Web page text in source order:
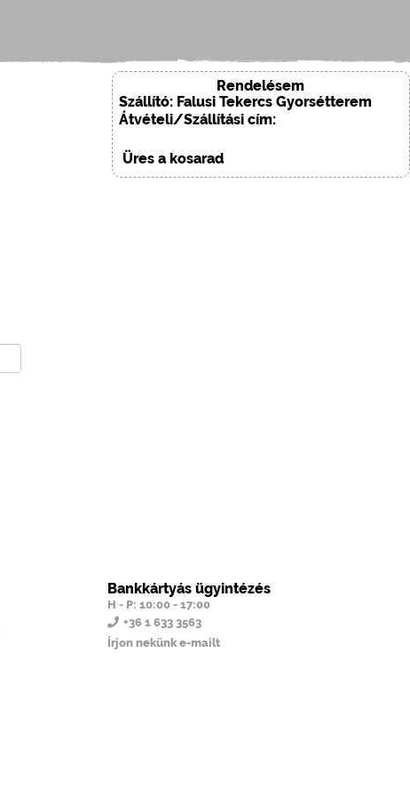
Rendelésem
Szállító: Falusi Tekercs Gyorsétterem
Átvételi/Szállítási cím:
Üres a kosarad
Bankkártyás ügyintézés
H - P: 10:00 - 17:00
+36 1 633 3563
Írjon nekünk e-mailt